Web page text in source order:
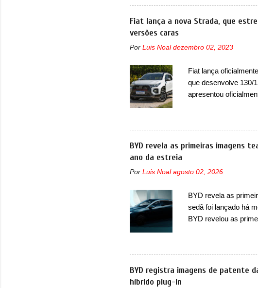
unidades afetadas
solução de dois
módulo de controle
ventilador HVAC
microprocessador do
perda de força
Fiat lança a nova Strada, que
versões caras
Por Luis Noal dezembro 02, 2023
Fiat lança
que desenvolve 130/
apresentou
automático CVT no
do motor 1.0 12v
concorrentes, a Fiat
concorrência nunca
Fiat Strada é mais do
topo do mercado
prova viva que time
ela...
BYD revela as primeiras imagens
ano da estreia
Por Luis Noal agosto 02, 2026
BYD revela as
sedã foi lançado há
BYD revelou as
Seal 06 EV,
modelo agora
traseira, que vão
ainda sem motivos
BYD registra imagens de patente
híbrido plug-in